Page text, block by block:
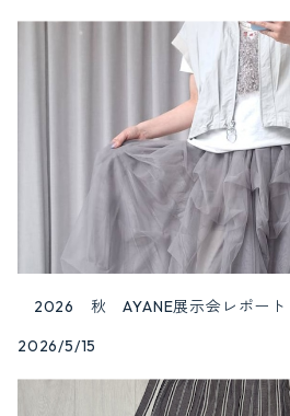
2026 秋 AYANE展示会レポート
2026/5/15